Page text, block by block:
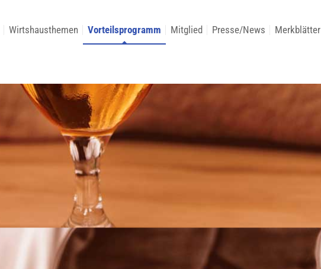
Wirtshausthemen Vorteilsprogramm Mitglied Presse/News Merkblätter